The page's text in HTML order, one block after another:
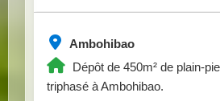
Ambohibao
Dépôt de 450m² de plain-
triphasé à Ambohibao.